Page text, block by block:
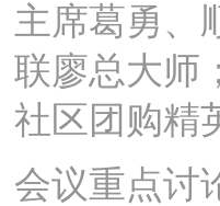
主席葛勇、
联廖总大师
社区团购精
会议重点讨